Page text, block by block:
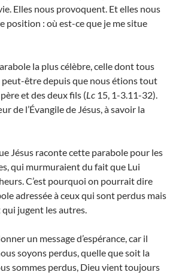
Elles nous provoquent. Et elles nous
position : où est-ce que je me situe
la plus célèbre, celle dont tous
peut-être depuis que nous étions tout
et des deux fils (Lc 15, 1-3.11-32).
de l’Évangile de Jésus, à savoir la
Jésus raconte cette parabole pour les
qui murmuraient du fait que Lui
C’est pourquoi on pourrait dire
adressée à ceux qui sont perdus mais
jugent les autres.
un message d’espérance, car il
soyons perdus, quelle que soit la
sommes perdus, Dieu vient toujours